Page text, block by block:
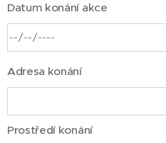
Datum konání akce
Adresa konání
Prostředí konání